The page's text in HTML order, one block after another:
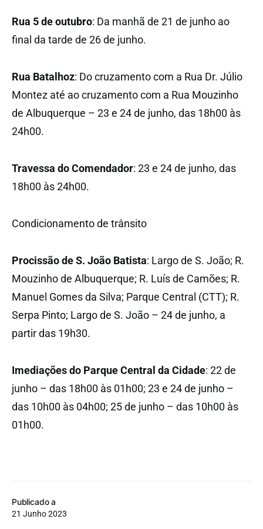
Publicado a
21 Junho 2023
Rua 5 de outubro: Da manhã de 21 de junho ao
final da tarde de 26 de junho.
Rua Batalhoz: Do cruzamento com a Rua Dr. Júlio
Montez até ao cruzamento com a Rua Mouzinho
de Albuquerque – 23 e 24 de junho, das 18h00 às
24h00.
Travessa do Comendador: 23 e 24 de junho, das
18h00 às 24h00.
Condicionamento de trânsito
Procissão de S. João Batista: Largo de S. João; R.
Mouzinho de Albuquerque; R. Luís de Camões; R.
Manuel Gomes da Silva; Parque Central (CTT); R.
Serpa Pinto; Largo de S. João – 24 de junho, a
partir das 19h30.
Imediações do Parque Central da Cidade: 22 de
junho – das 18h00 às 01h00; 23 e 24 de junho –
das 10h00 às 04h00; 25 de junho – das 10h00 às
01h00.